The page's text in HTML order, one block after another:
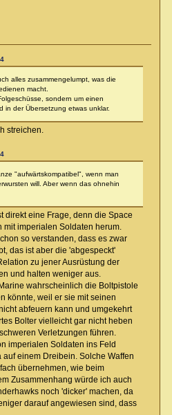
alles zusammengelumpt, was die
macht.
sondern um einen
in der Übersetzung etwas unklar.
streichen.
"aufwärtskompatibel", wenn man
will. Aber wenn das ohnehin
direkt eine Frage, denn die Space
mit imperialen Soldaten herum.
so verstanden, dass es zwar
das ist aber die 'abgespeckt'
zu jener Ausrüstung der
und halten weniger aus.
wahrscheinlich die Boltpistole
könnte, weil er sie mit seinen
abfeuern kann und umgekehrt
Bolter vielleicht gar nicht heben
Verletzungen führen.
imperialen Soldaten ins Feld
einem Dreibein. Solche Waffen
übernehmen, wie beim
Zusammenhang würde ich auch
noch 'dicker' machen, da
darauf angewiesen sind, dass